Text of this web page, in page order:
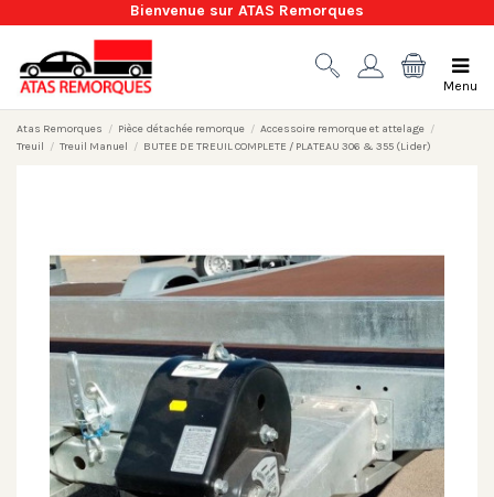
Bienvenue sur ATAS Remorques
Menu
Atas Remorques Pièce détachée remorque
Accessoire remorque et attelage
Treuil
Treuil Manuel BUTEE DE TREUIL COMPLETE / PLATEAU 306 & 355 (Lider)